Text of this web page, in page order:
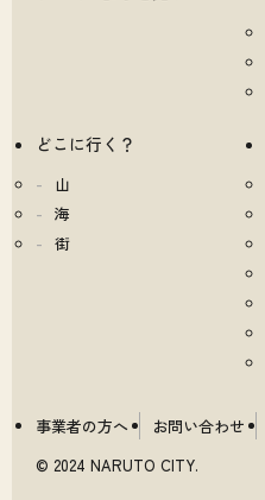
どこに行く？
山
海
街
事業者の方へ お問い合わせ
© 2024 NARUTO CITY.